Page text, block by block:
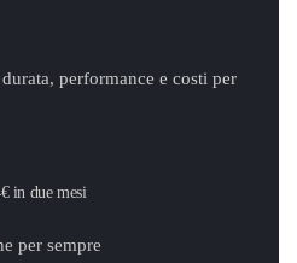
performance e costi per
in due mesi
per sempre